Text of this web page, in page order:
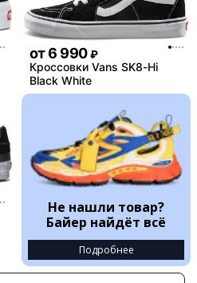
от6 990 ₽
Кроссовки Vans SK8-Hi
Black White
Не нашли товар?
Байер найдёт всё
Подробнее